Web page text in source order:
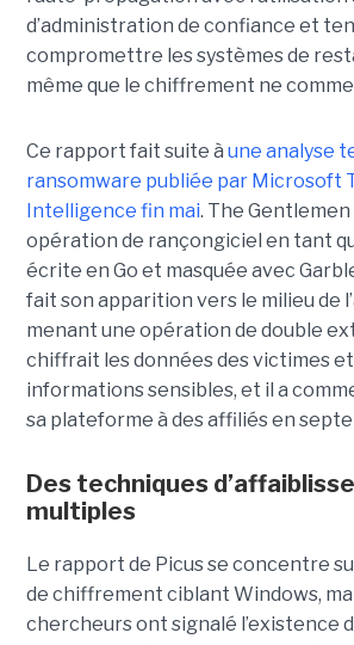
d’administration de confiance et
compromettre les systèmes de
même que le chiffrement ne
Ce rapport fait suite à une analyse
ransomware publiée par Microsoft
Intelligence fin mai. The
opération de rançongiciel en tant
écrite en Go et masquée avec
fait son apparition vers le milieu de
menant une opération de double
chiffrait les données des victimes
informations sensibles, et il a
sa plateforme à des affiliés en
Des techniques
multiples
Le rapport de Picus se concentre
de chiffrement ciblant Windows,
chercheurs ont signalé l’existence